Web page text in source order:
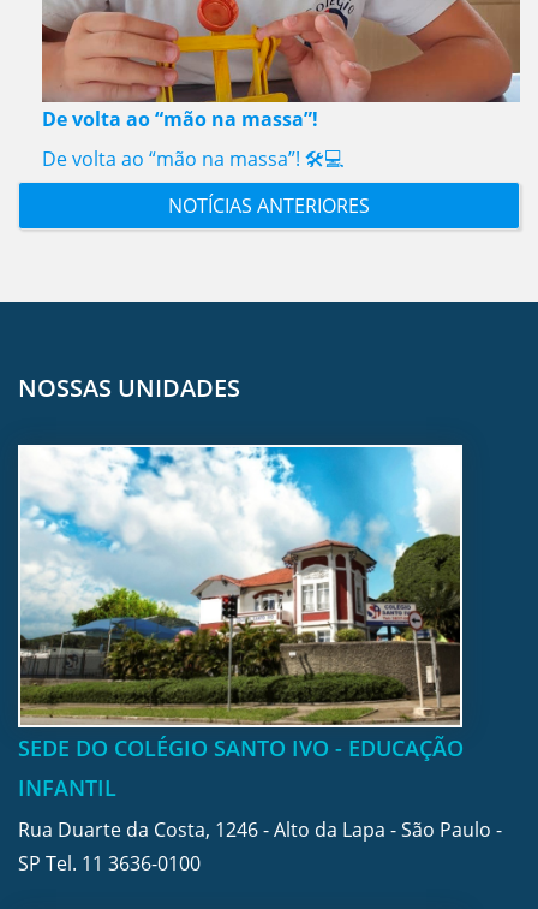
De volta ao “mão na massa”!
De volta ao “mão na massa”! 🛠️💻
NOTÍCIAS ANTERIORES
NOSSAS UNIDADES
SEDE DO COLÉGIO SANTO IVO - EDUCAÇÃO
INFANTIL
Rua Duarte da Costa, 1246 - Alto da Lapa - São Paulo -
SP Tel. 11 3636-0100